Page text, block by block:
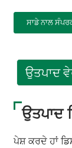
ਸਾਡੇ ਨਾਲ
ਉਤਪਾਦ
ਉਤਪਾਦ
ਪੇਸ਼ ਕਰਦੇ ਹਾਂ